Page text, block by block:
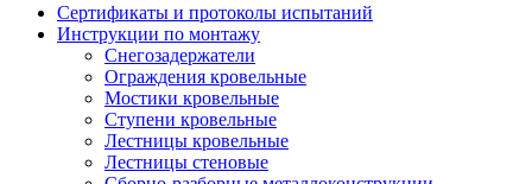
Сертификаты и протоколы испытаний
Инструкции по монтажу
Снегозадержатели
Ограждения кровельные
Мостики кровельные
Ступени кровельные
Лестницы кровельные
Лестницы стеновые